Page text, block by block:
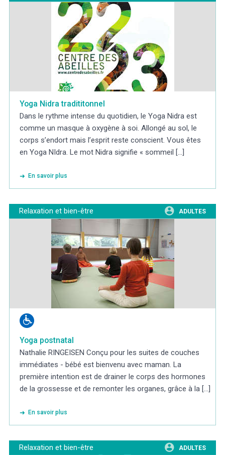
Yoga Nidra tradititonnel
Dans le rythme intense du quotidien, le Yoga Nidra est
comme un masque à oxygène à soi. Allongé au sol, le
corps s’endort mais l’esprit reste conscient. Vous êtes
en Yoga NIdra. Le mot Nidra signifie « sommeil [...]
En savoir plus
Relaxation et bien-être ADULTES
Yoga postnatal
Nathalie RINGEISEN Conçu pour les suites de couches
immédiates - bébé est bienvenu avec maman. La
première intention est de drainer le corps des hormones
de la grossesse et de remonter les organes, grâce à la [...]
En savoir plus
Relaxation et bien-être ADULTES